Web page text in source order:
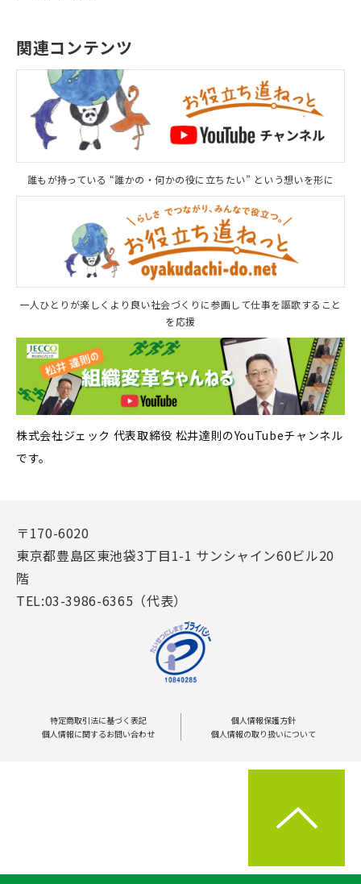
関連コンテンツ
誰もが持っている “誰かの・何かの役に立ちたい” という想いを形に
一人ひとりが楽しくより良い社会づくりに参画して仕事を謳歌すること
を応援
株式会社ジェック 代表取締役 松井達則のYouTubeチャンネル
です。
〒170-6020
東京都豊島区東池袋3丁目1-1 サンシャイン60ビル20
階
TEL:03-3986-6365（代表）
特定商取引法に基づく表記
個人情報保護方針
個人情報に関するお問い合わせ
個人情報の取り扱いについて